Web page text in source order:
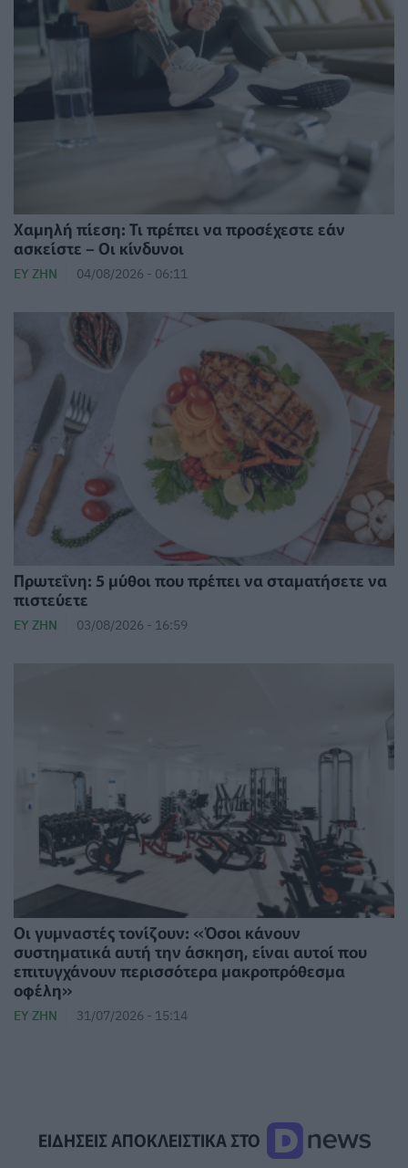
Χαμηλή πίεση: Τι πρέπει να προσέχεστε εάν
ασκείστε – Οι κίνδυνοι
ΕΥ ΖΗΝ 04/08/2026 - 06:11
Πρωτεΐνη: 5 μύθοι που πρέπει να σταματήσετε να
πιστεύετε
ΕΥ ΖΗΝ 03/08/2026 - 16:59
Οι γυμναστές τονίζουν: «Όσοι κάνουν
συστηματικά αυτή την άσκηση, είναι αυτοί που
επιτυγχάνουν περισσότερα μακροπρόθεσμα
οφέλη»
ΕΥ ΖΗΝ 31/07/2026 - 15:14
ΕΙΔΗΣΕΙΣ ΑΠΟΚΛΕΙΣΤΙΚΑ ΣΤΟ